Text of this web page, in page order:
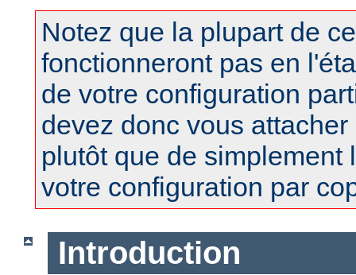
Notez que la plupart de
fonctionneront pas en
de votre configuration
devez donc vous
plutôt que de simplement
votre configuration par
Introduction